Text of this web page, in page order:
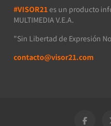
#VISOR21 es un producto
MULTIMEDIA V.E.A.
"Sin Libertad de Expresión
contacto@visor21.com